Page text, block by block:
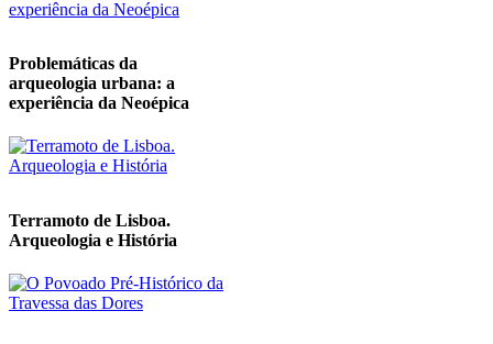
Problemáticas da
arqueologia urbana: a
experiência da Neoépica
Terramoto de Lisboa.
Arqueologia e História